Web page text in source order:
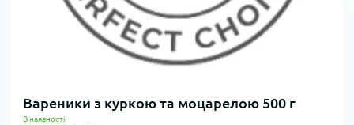
Вареники з куркою та моцарелою 500 г
В наявності